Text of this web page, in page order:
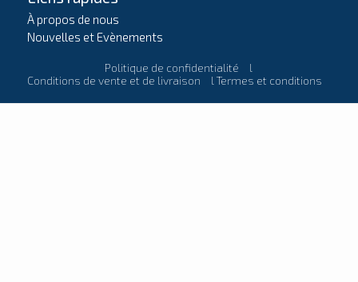
À propos de nous
Nouvelles et Evènements
Politique de confidentialité
l
Conditions de vente et de livraison
lTermes et conditions